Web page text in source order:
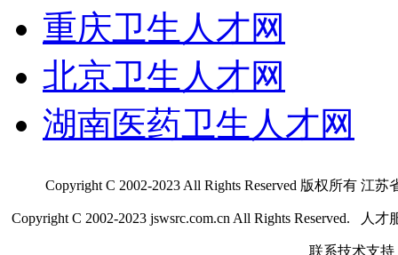
重庆卫生人才网
北京卫生人才网
湖南医药卫生人才网
Copyright C 2002-2023 All Rights Reserved 版权所有
Copyright C 2002-2023 jswsrc.com.cn All Rights Reserved. 人
联系技术支持